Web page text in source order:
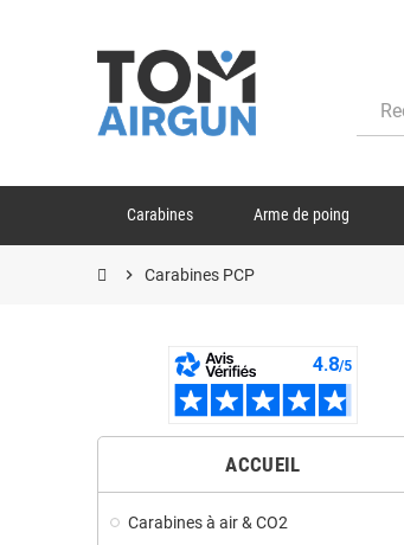
Carabines Arme de poing
chevron_right Carabines PCP
ACCUEIL
Carabines à air & CO2